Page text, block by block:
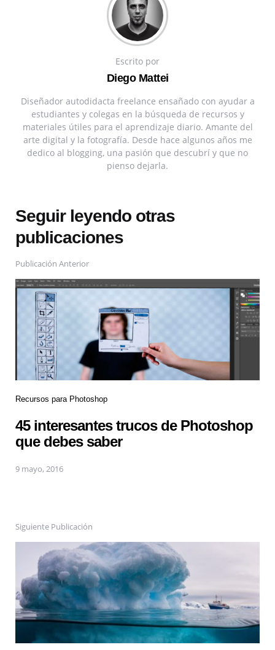
Escrito por
Diego Mattei
Diseñador autodidacta freelance ensañado con ayudar a
estudiantes y colegas en la búsqueda de recursos y
materiales útiles para el aprendizaje diario. Amante del
arte digital y la fotografía. Desde hace algunos años me
dedico al blogging, una pasión que descubrí y que no
pienso dejarla.
Seguir leyendo otras
publicaciones
Publicación Anterior
Recursos para Photoshop
45 interesantes trucos de Photoshop
que debes saber
9 mayo, 2016
Siguiente Publicación